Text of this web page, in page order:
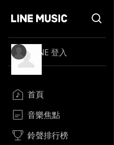
LINE 登入
首頁
音樂焦點
鈴聲排行榜